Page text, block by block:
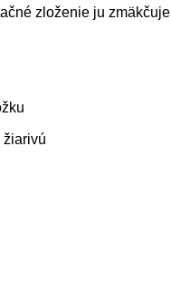
zloženie ju zmäkčuje
žiarivú